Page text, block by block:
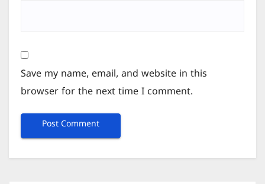
Save my name, email, and website in this
browser for the next time I comment.